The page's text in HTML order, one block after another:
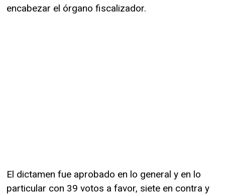
encabezar el órgano fiscalizador.
El dictamen fue aprobado en lo general y en lo
particular con 39 votos a favor, siete en contra y